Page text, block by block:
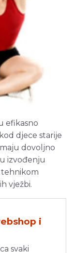
efikasno
djece starije
dovoljno
izvođenju
tehnikom
vježbi.
i
svaki